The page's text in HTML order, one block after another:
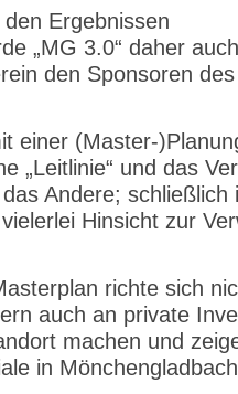
Ergebnissen
„MG 3.0“ daher auch
den Sponsoren
einer (Master-
„Leitlinie“ und das
Andere; schließlich
Hinsicht zur
richte sich
auch an private
machen und
in